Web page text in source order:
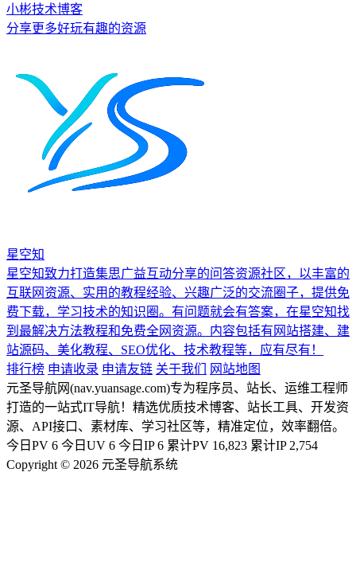
小彬技术博客
分享更多好玩有趣的资源
星空知
星空知致力打造集思广益互动分享的问答资源社区，以丰富的
互联网资源、实用的教程经验、兴趣广泛的交流圈子，提供免
费下载，学习技术的知识圈。有问题就会有答案，在星空知找
到最解决方法教程和免费全网资源。内容包括有网站搭建、建
站源码、美化教程、SEO优化、技术教程等，应有尽有！
排行榜 申请收录 申请友链 关于我们
网站地图
元圣导航网(nav.yuansage.com)专为程序员、站长、运维工程师
打造的一站式IT导航！精选优质技术博客、站长工具、开发资
源、API接口、素材库、学习社区等，精准定位，效率翻倍。
今日PV 6 今日UV 6 今日IP6 累计PV 16,823 累计IP 2,754
Copyright © 2026 元圣导航系统